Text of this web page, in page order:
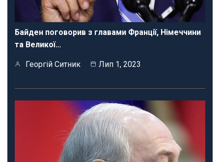
Байден поговорив з главами Франції, Німеччини
та Великої…
Георгій Ситник Лип 1, 2023